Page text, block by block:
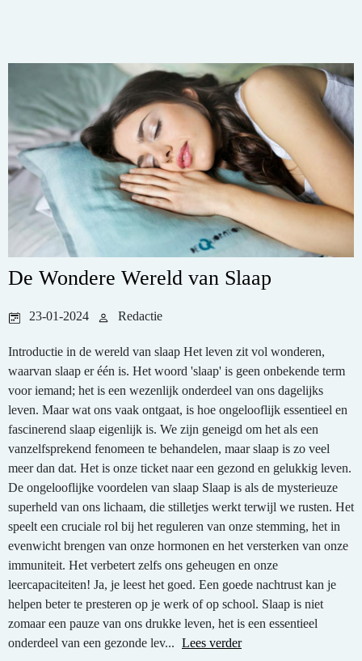
De Wondere Wereld van Slaap
23-01-2024 Redactie
Introductie in de wereld van slaap Het leven zit vol wonderen,
waarvan slaap er één is. Het woord 'slaap' is geen onbekende term
voor iemand; het is een wezenlijk onderdeel van ons dagelijks
leven. Maar wat ons vaak ontgaat, is hoe ongelooflijk essentieel en
fascinerend slaap eigenlijk is. We zijn geneigd om het als een
vanzelfsprekend fenomeen te behandelen, maar slaap is zo veel
meer dan dat. Het is onze ticket naar een gezond en gelukkig leven.
De ongelooflijke voordelen van slaap Slaap is als de mysterieuze
superheld van ons lichaam, die stilletjes werkt terwijl we rusten. Het
speelt een cruciale rol bij het reguleren van onze stemming, het in
evenwicht brengen van onze hormonen en het versterken van onze
immuniteit. Het verbetert zelfs ons geheugen en onze
leercapaciteiten! Ja, je leest het goed. Een goede nachtrust kan je
helpen beter te presteren op je werk of op school. Slaap is niet
zomaar een pauze van ons drukke leven, het is een essentieel
onderdeel van een gezonde lev... Lees verder